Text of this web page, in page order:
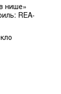
нише»
REA-